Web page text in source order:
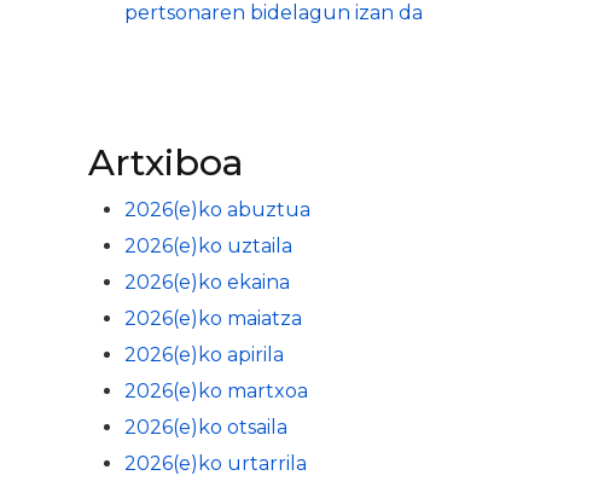
pertsonaren bidelagun izan da
Artxiboa
2026(e)ko abuztua
2026(e)ko uztaila
2026(e)ko ekaina
2026(e)ko maiatza
2026(e)ko apirila
2026(e)ko martxoa
2026(e)ko otsaila
2026(e)ko urtarrila